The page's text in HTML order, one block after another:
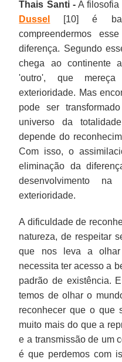
Thais Santi -A filosofia
Dussel
[10] é
compreendermos
diferença. Segundo
chega ao continente
'outro', que
exterioridade. Mas
pode ser
universo da
depende do
Com isso, o
eliminação da
desenvolvimento
exterioridade.
A dificuldade de
natureza, de respeitar
que nos leva a
necessita ter acesso a
padrão de existência.
temos de olhar o
reconhecer que o que
muito mais do que a
e a transmissão de um
é que perdemos com